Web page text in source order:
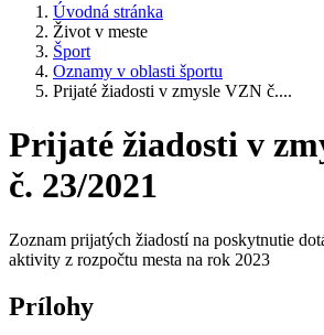
Úvodná stránka
Život v meste
Šport
Oznamy v oblasti športu
Prijaté žiadosti v zmysle VZN č....
Prijaté žiadosti v
č. 23/2021
Zoznam prijatých žiadostí na poskytnutie
aktivity z rozpočtu mesta na rok 2023
Prílohy